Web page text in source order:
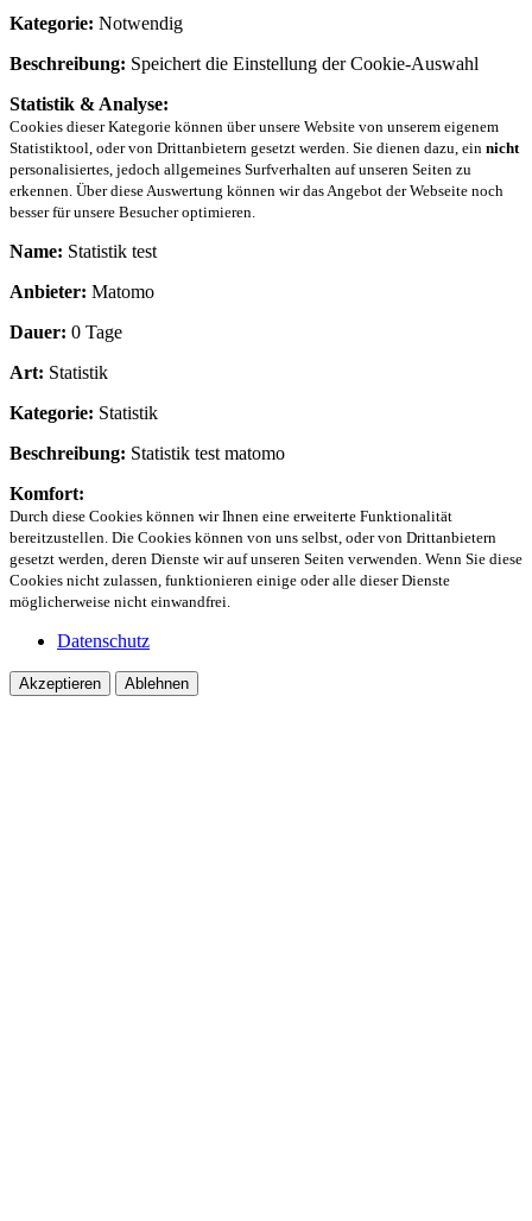
Kategorie: Notwendig
Beschreibung: Speichert die Einstellung der Cookie-Auswahl
Statistik & Analyse:
Cookies dieser Kategorie können über unsere Website von unserem eigenem
Statistiktool, oder von Drittanbietern gesetzt werden. Sie dienen dazu, ein nicht
personalisiertes, jedoch allgemeines Surfverhalten auf unseren Seiten zu
erkennen. Über diese Auswertung können wir das Angebot der Webseite noch
besser für unsere Besucher optimieren.
Name: Statistik test
Anbieter: Matomo
Dauer: 0 Tage
Art: Statistik
Kategorie: Statistik
Beschreibung: Statistik test matomo
Komfort:
Durch diese Cookies können wir Ihnen eine erweiterte Funktionalität
bereitzustellen. Die Cookies können von uns selbst, oder von Drittanbietern
gesetzt werden, deren Dienste wir auf unseren Seiten verwenden. Wenn Sie diese
Cookies nicht zulassen, funktionieren einige oder alle dieser Dienste
möglicherweise nicht einwandfrei.
Datenschutz
Akzeptieren Ablehnen